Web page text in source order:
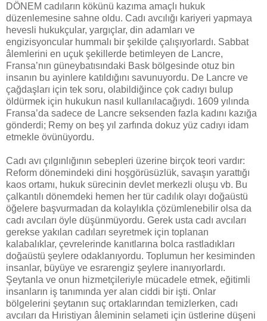
DÖNEM cadıların kökünü kazıma amaçlı hukuk
düzenlemesine sahne oldu. Cadı avcılığı kariyeri yapmaya
hevesli hukukçular, yargıçlar, din adamları ve
engizisyoncular hummalı bir şekilde çalışıyorlardı. Sabbat
âlemlerini en uçuk şekillerde betimleyen de Lancre,
Fransa’nın güneybatısındaki Bask bölgesinde otuz bin
insanın bu ayinlere katıldığını savunuyordu. De Lancre ve
çağdaşları için tek soru, olabildiğince çok cadıyı bulup
öldürmek için hukukun nasıl kullanılacağıydı. 1609 yılında
Fransa’da sadece de Lancre seksenden fazla kadını kazığa
gönderdi; Remy on beş yıl zarfında dokuz yüz cadıyı idam
etmekle övünüyordu.
Cadı avı çılgınlığının sebepleri üzerine birçok teori vardır:
Reform dönemindeki dini hoşgörüsüzlük, savaşın yarattığı
kaos ortamı, hukuk sürecinin devlet merkezli oluşu vb. Bu
çalkantılı dönemdeki hemen her tür cadılık olayı doğaüstü
öğelere başvurmadan da kolaylıkla çözümlenebilir olsa da
cadı avcıları öyle düşünmüyordu. Gerek usta cadı avcıları
gerekse yakılan cadıları seyretmek için toplanan
kalabalıklar, çevrelerinde kanıtlarına bolca rastladıkları
doğaüstü şeylere odaklanıyordu. Toplumun her kesiminden
insanlar, büyüye ve esrarengiz şeylere inanıyorlardı.
Şeytanla ve onun hizmetçileriyle mücadele etmek, eğitimli
insanların iş tanımında yer alan ciddi bir işti. Onlar
bölgelerini şeytanın suç ortaklarından temizlerken, cadı
avcıları da Hıristiyan âleminin selameti için üstlerine düşeni